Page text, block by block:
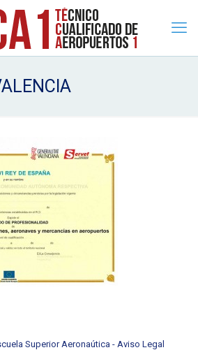
Superior Aeronaútica - Aviso Legal